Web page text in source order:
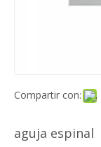
Compartir con:
aguja espinal